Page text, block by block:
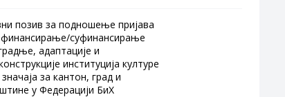
позив за подношење пријава
суфинансирање
адаптације и
институција културе
за кантон, град и
у Федерацији БиХ